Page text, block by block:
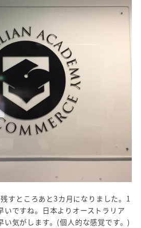
すところあと3カ月になりました。1
いですね。日本よりオーストラリア
い気がします。(個人的な感覚です。)